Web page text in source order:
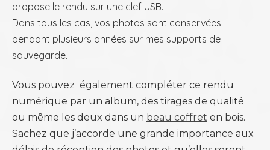
propose le rendu sur une clef USB.
Dans tous les cas, vos photos sont conservées
pendant plusieurs années sur mes supports de
sauvegarde.
Vous pouvez également compléter ce rendu
numérique par un album, des tirages de qualité
ou même les deux dans un beau coffret en bois.
Sachez que j’accorde une grande importance aux